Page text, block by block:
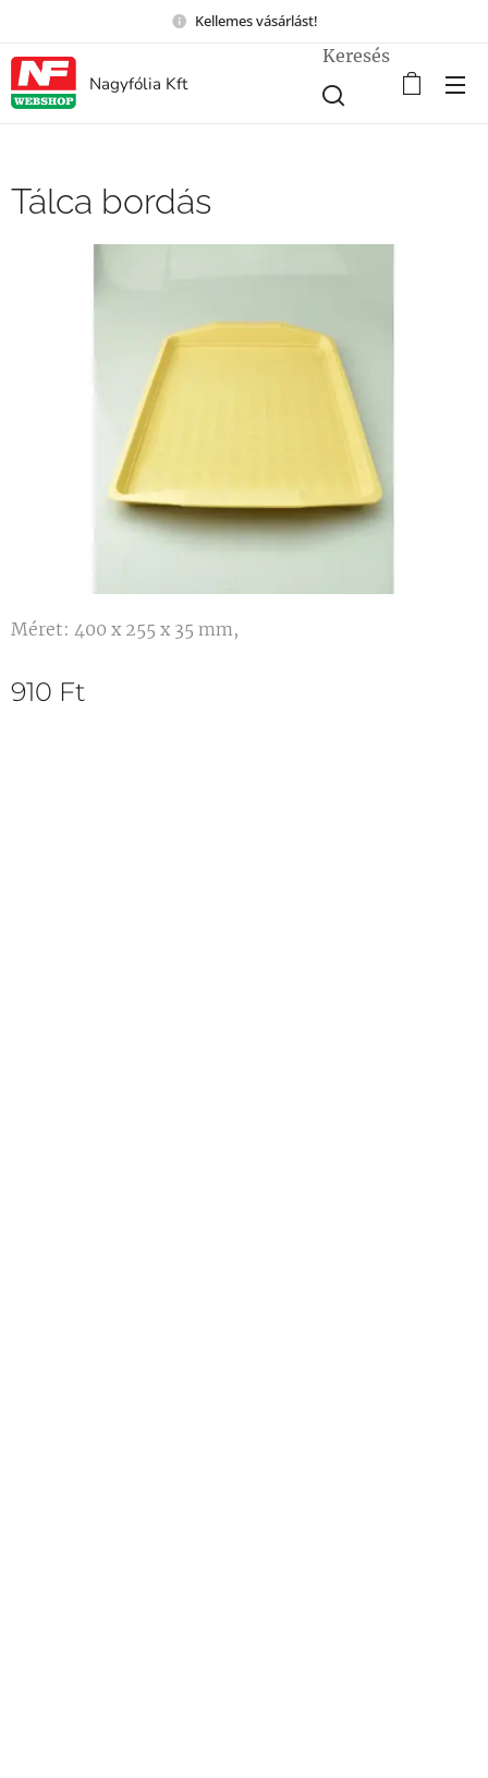
Kellemes vásárlást!
Nagyfólia Kft
Keresés
Tálca bordás
Méret: 400 x 255 x 35 mm,
910 Ft